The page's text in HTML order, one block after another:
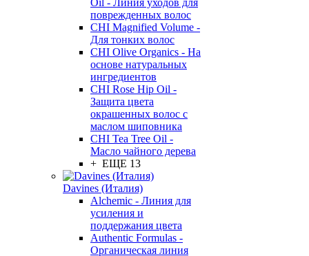
Oil - Линия уходов для
поврежденных волос
CHI Magnified Volume -
Для тонких волос
CHI Olive Organics - На
основе натуральных
ингредиентов
CHI Rose Hip Oil -
Защита цвета
окрашенных волос с
маслом шиповника
CHI Tea Tree Oil -
Масло чайного дерева
+ ЕЩЕ 13
Davines (Италия)
Alchemic - Линия для
усиления и
поддержания цвета
Authentic Formulas -
Органическая линия